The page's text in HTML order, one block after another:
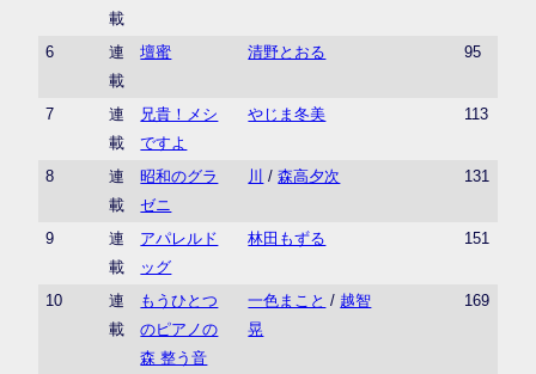
載
6
連
載
壇蜜 清野とおる 95
7
連
載
兄貴！メシ
ですよ
やじま冬美 113
8
連
載
昭和のグラ
ゼニ
川 /森高夕次 131
9
連
載
アパレルド
ッグ
林田もずる 151
10
連
載
もうひとつ
のピアノの
森 整う音
一色まこと / 越智
晃
169